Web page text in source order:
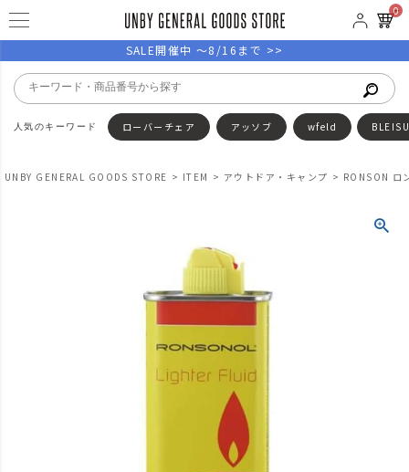
0
SALE開催中 ～8/16まで >>
ローバーチェア アッソブ wfeld
UNBY GENERAL GOODS STORE ITEM アウトドア・キャンプ RONSON ロ